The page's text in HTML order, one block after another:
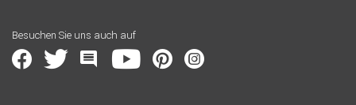
Besuchen Sie uns auch auf